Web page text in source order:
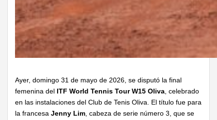
Ayer, domingo 31 de mayo de 2026, se disputó la final
femenina del ITF World Tennis Tour W15 Oliva , celebrado
en las instalaciones del Club de Tenis Oliva. El título fue para
la francesa Jenny Lim , cabeza de serie número 3, que se